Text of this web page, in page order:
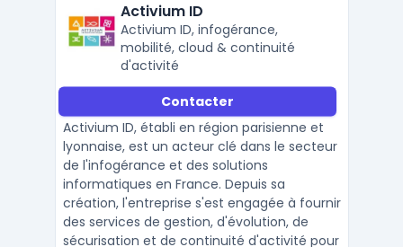
Activium ID
Activium ID, infogérance,
mobilité, cloud & continuité
d'activité
Contacter
Activium ID, établi en région parisienne et
lyonnaise, est un acteur clé dans le secteur
de l'infogérance et des solutions
informatiques en France. Depuis sa
création, l'entreprise s'est engagée à fournir
des services de gestion, d'évolution, de
sécurisation et de continuité d'activité pour